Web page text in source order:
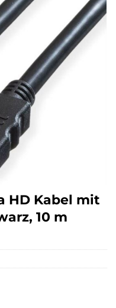
HD Kabel mit
10 m